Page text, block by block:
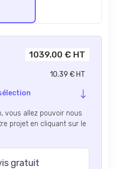
1039.00 € HT
10.39 € HT
vous allez pouvoir nous
projet en cliquant sur le
gratuit